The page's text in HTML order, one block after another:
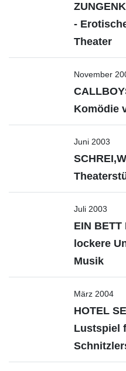
-
Theater
November
Komödie
Juni 2003
Juli 2003
EIN BETT
lockere
Musik
März 2004
HOTEL
Lustspiel